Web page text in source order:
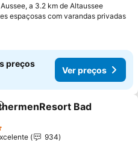
a 3.2 km de Altaussee
espaçosas com varandas privadas
preços
Ver preços
aos favoritos
Bad
934